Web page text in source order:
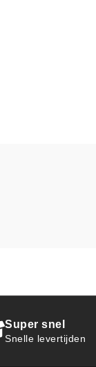
Super snel
Snelle levertijden